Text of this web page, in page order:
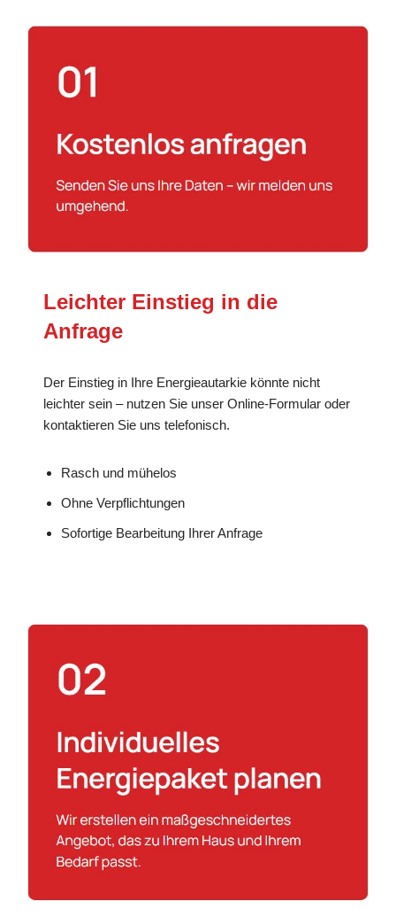
Leichter Einstieg in die
Anfrage
Der Einstieg in Ihre Energieautarkie könnte nicht
leichter sein – nutzen Sie unser Online-Formular oder
kontaktieren Sie uns telefonisch.
Rasch und mühelos
Ohne Verpflichtungen
Sofortige Bearbeitung Ihrer Anfrage